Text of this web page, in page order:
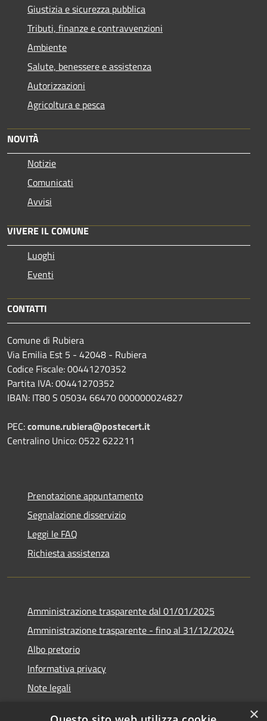
Giustizia e sicurezza pubblica
Tributi, finanze e contravvenzioni
Ambiente
Salute, benessere e assistenza
Autorizzazioni
Agricoltura e pesca
NOVITÀ
Notizie
Comunicati
Avvisi
VIVERE IL COMUNE
Luoghi
Eventi
CONTATTI
Comune di Rubiera
Via Emilia Est 5 - 42048 - Rubiera
Codice Fiscale: 00441270352
Partita IVA: 00441270352
IBAN: IT80 S 05034 66470 000000024827
PEC:comune.rubiera@postecert.it
Centralino Unico: 0522 622211
Prenotazione appuntamento
Segnalazione disservizio
Leggi le FAQ
Richiesta assistenza
Amministrazione trasparente dal 01/01/2025
Amministrazione trasparente - fino al 31/12/2024
Albo pretorio
Informativa privacy
Note legali
×